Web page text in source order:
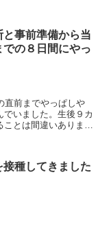
事前準備から当
での８日間にやっ
直前までやっぱしや
いました。生後９カ
とは間違いありませ
種してきました